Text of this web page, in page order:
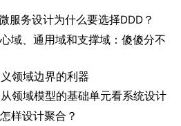
服务设计为什么要选择DDD？
域、通用域和支撑域：傻傻分不
领域边界的利器
领域模型的基础单元看系统设计
样设计聚合？